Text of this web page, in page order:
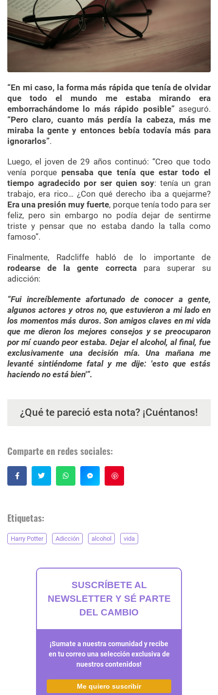
“En mi caso, la forma más rápida que tenía de olvidar
que todo el mundo me estaba mirando era
emborrachándome lo más rápido posible”aseguró.
“Pero claro, cuanto más perdía la cabeza, más me
miraba la gente y entonces bebía todavía más para
ignorarlos”.
Luego, el joven de 29 años continuó: “Creo que todo
venía porque pensaba que tenía que estar todo el
tiempo agradecido por ser quien soy: tenía un gran
trabajo, era rico… ¿Con qué derecho iba a quejarme?
Era una presión muy fuerte, porque tenía todo para ser
feliz, pero sin embargo no podía dejar de sentirme
triste y pensar que no estaba dando la talla como
famoso”.
Finalmente, Radcliffe habló de lo importante de
rodearse de la gente correctapara superar su
adicción:
“Fui increíblemente afortunado de conocer a gente,
algunos actores y otros no, que estuvieron a mi lado en
los momentos más duros. Son amigos claves en mi vida
que me dieron los mejores consejos y se preocuparon
por mí cuando peor estaba. Dejar el alcohol, al final, fue
exclusivamente una decisión mía. Una mañana me
levanté sintiéndome fatal y me dije: 'esto que estás
haciendo no está bien'”.
¿Qué te pareció esta nota? ¡Cuéntanos!
Comparte en redes sociales:
Etiquetas:
Harry Potter Adicción alcohol vida
SUSCRÍBETE AL
NEWSLETTER Y SÉ PARTE
DEL CAMBIO
¡Sumate a nuestra comunidad y recibe
en tu correo una selección exclusiva de
nuestros contenidos!
Me quiero suscribir